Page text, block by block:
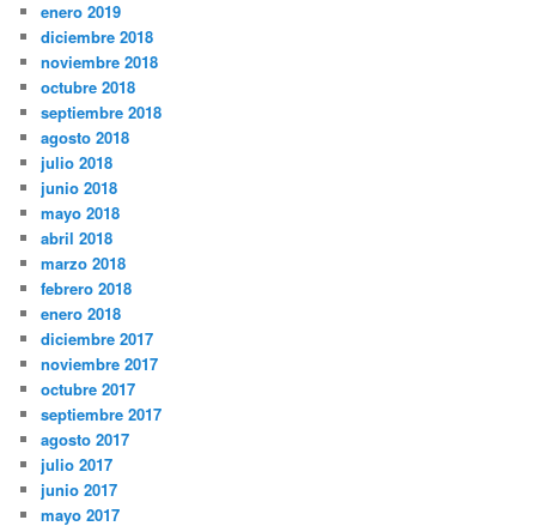
enero 2019
diciembre 2018
noviembre 2018
octubre 2018
septiembre 2018
agosto 2018
julio 2018
junio 2018
mayo 2018
abril 2018
marzo 2018
febrero 2018
enero 2018
diciembre 2017
noviembre 2017
octubre 2017
septiembre 2017
agosto 2017
julio 2017
junio 2017
mayo 2017